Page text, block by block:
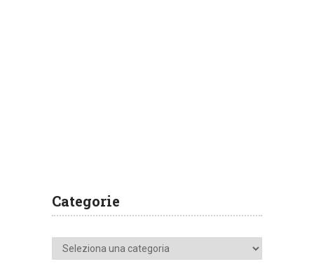
Categorie
Categorie